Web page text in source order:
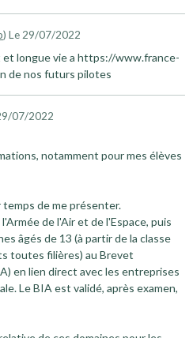
) Le 29/07/2022
longue vie a https://www.france-
de nos futurs pilotes
07/2022
notamment pour mes élèves
de me présenter.
de l'Air et de l'Espace, puis
âgés de 13 (à partir de la classe
toutes filières) au Brevet
en lien direct avec les entreprises
Le BIA est validé, après examen,